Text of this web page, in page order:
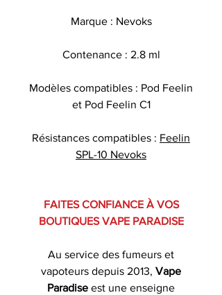
Marque : Nevoks
Contenance : 2.8 ml
Modèles compatibles : Pod Feelin
et Pod Feelin C1
Résistances compatibles : Feelin
SPL-10 Nevoks
FAITES CONFIANCE À VOS
BOUTIQUES VAPE PARADISE
Au service des fumeurs et
vapoteurs depuis 2013, Vape
Paradise est une enseigne